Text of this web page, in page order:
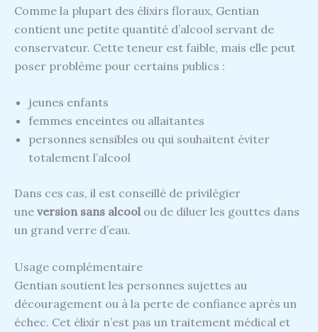
Comme la plupart des élixirs floraux, Gentian
contient une petite quantité d’alcool servant de
conservateur. Cette teneur est faible, mais elle peut
poser problème pour certains publics :
jeunes enfants
femmes enceintes ou allaitantes
personnes sensibles ou qui souhaitent éviter
totalement l’alcool
Dans ces cas, il est conseillé de privilégier
une version sans alcoolou de diluer les gouttes dans
un grand verre d’eau.
Usage complémentaire
Gentian soutient les personnes sujettes au
découragement ou à la perte de confiance après un
échec. Cet élixir n’est pas un traitement médical et